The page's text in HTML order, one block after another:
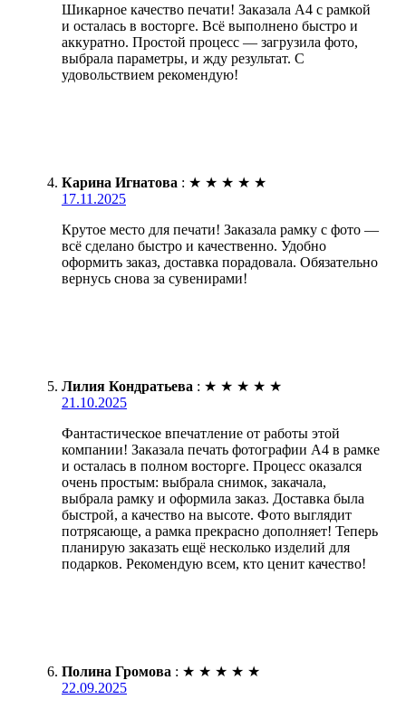
Шикарное качество печати! Заказала А4 с рамкой
и осталась в восторге. Всё выполнено быстро и
аккуратно. Простой процесс — загрузила фото,
выбрала параметры, и жду результат. С
удовольствием рекомендую!
Карина Игнатова : ★ ★ ★ ★ ★
17.11.2025
Крутое место для печати! Заказала рамку с фото —
всё сделано быстро и качественно. Удобно
оформить заказ, доставка порадовала. Обязательно
вернусь снова за сувенирами!
Лилия Кондратьева : ★ ★ ★ ★ ★
21.10.2025
Фантастическое впечатление от работы этой
компании! Заказала печать фотографии А4 в рамке
и осталась в полном восторге. Процесс оказался
очень простым: выбрала снимок, закачала,
выбрала рамку и оформила заказ. Доставка была
быстрой, а качество на высоте. Фото выглядит
потрясающе, а рамка прекрасно дополняет! Теперь
планирую заказать ещё несколько изделий для
подарков. Рекомендую всем, кто ценит качество!
Полина Громова : ★ ★ ★ ★ ★
22.09.2025